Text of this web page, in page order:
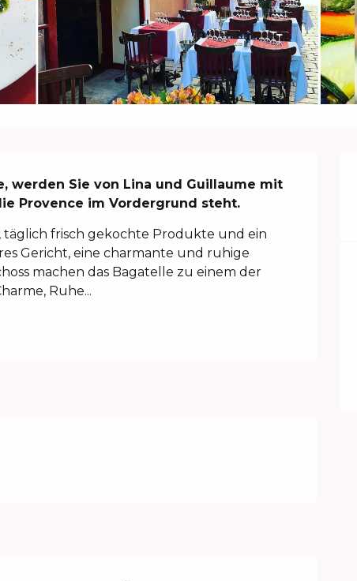
werden Sie von Lina und Guillaume mit
Provence im Vordergrund steht.
täglich frisch gekochte Produkte und ein
Gericht, eine charmante und ruhige
machen das Bagatelle zu einem der
Ruhe...